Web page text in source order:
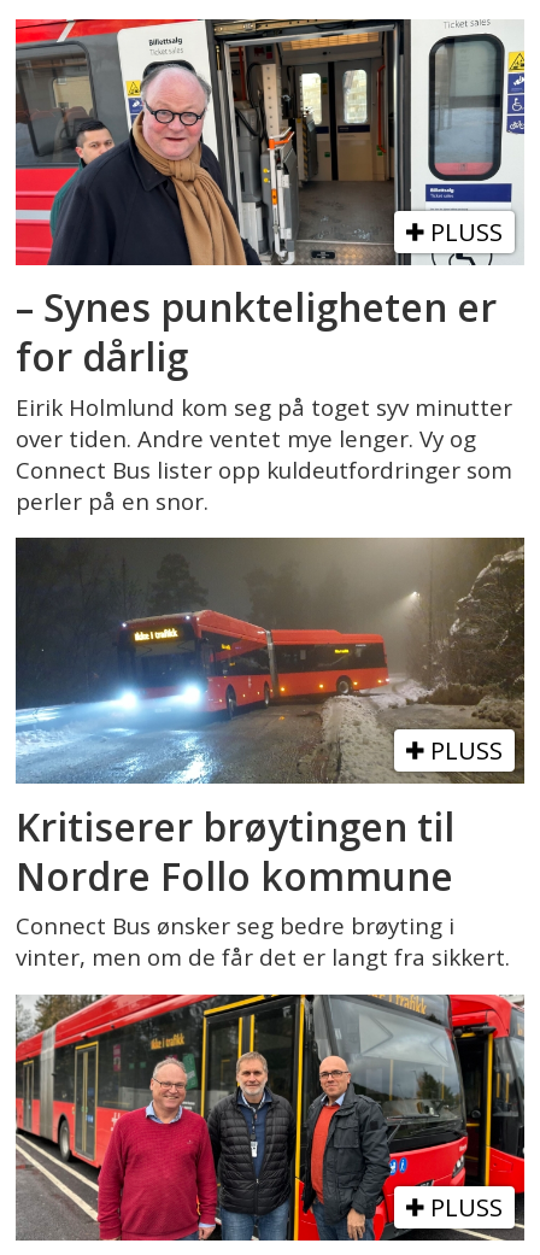
PLUSS
– Synes punkteligheten er
for dårlig
Eirik Holmlund kom seg på toget syv minutter
over tiden. Andre ventet mye lenger. Vy og
Connect Bus lister opp kuldeutfordringer som
perler på en snor.
PLUSS
Kritiserer brøytingen til
Nordre Follo kommune
Connect Bus ønsker seg bedre brøyting i
vinter, men om de får det er langt fra sikkert.
PLUSS